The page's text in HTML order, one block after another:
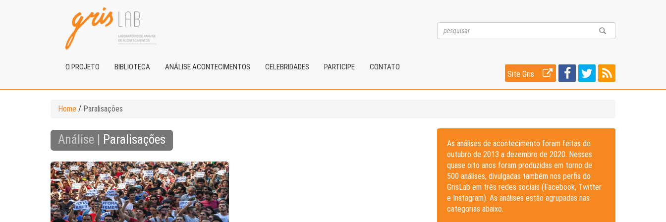
O PROJETO BIBLIOTECA ANÁLISE ACONTECIMENTOS CELEBRIDADES PARTICIPE CONTATO
Site Gris
Home / Paralisações
Análise | Paralisações
As análises de acontecimento foram feitas de
outubro de 2013 a dezembro de 2020. Nesses
quase oito anos foram produzidas em torno de
500 análises, divulgadas também nos perfis do
GrisLab em três redes sociais (Facebook, Twitter
e Instagram). As análises estão agrupadas nas
categorias abaixo.